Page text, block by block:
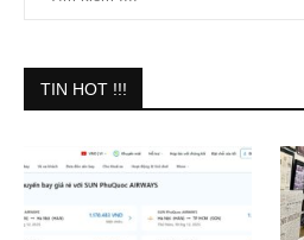
TIN HOT !!!